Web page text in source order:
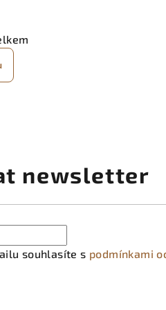
newsletter
souhlasíte s podmínkami